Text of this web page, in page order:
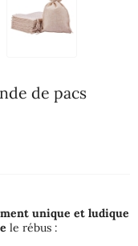
de pacs
unique et ludique
le rébus :